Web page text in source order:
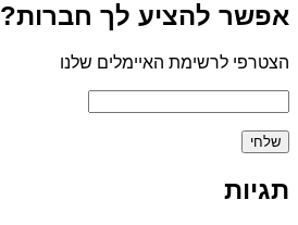
אפשר להציע לך חברות?
הצטרפי לרשימת האיימלים שלנו
תגיות